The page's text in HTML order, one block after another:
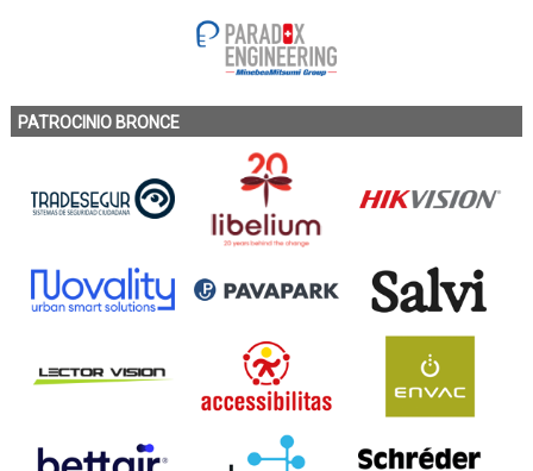
PATROCINIO BRONCE